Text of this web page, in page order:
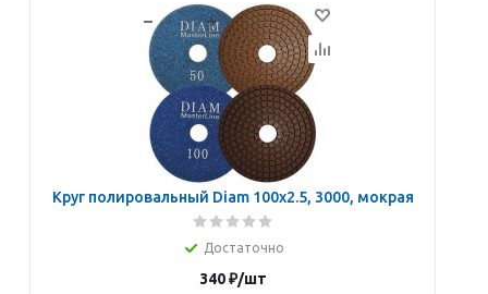
В корзину
Круг полировальный Diam 100х2.5, 3000, мокрая
Достаточно
340₽/шт